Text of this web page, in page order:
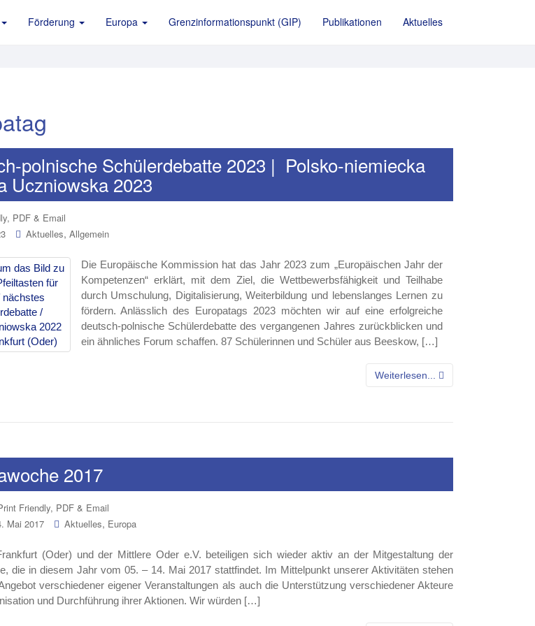
Förderung Europa Grenzinformationspunkt (GIP) Publikationen Aktuelles
polnische Schülerdebatte 2023 | Polsko-niemiecka
Uczniowska 2023
Aktuelles, Allgemein
Die Europäische Kommission hat das Jahr 2023 zum „Europäischen Jahr der
Kompetenzen“ erklärt, mit dem Ziel, die Wettbewerbsfähigkeit und Teilhabe
durch Umschulung, Digitalisierung, Weiterbildung und lebenslanges Lernen zu
fördern. Anlässlich des Europatags 2023 möchten wir auf eine erfolgreiche
deutsch-polnische Schülerdebatte des vergangenen Jahres zurückblicken und
ein ähnliches Forum schaffen. 87 Schülerinnen und Schüler aus Beeskow, […]
Weiterlesen...
2017
Mai 2017 Aktuelles, Europa
(Oder) und der Mittlere Oder e.V. beteiligen sich wieder aktiv an der Mitgestaltung der
die in diesem Jahr vom 05. – 14. Mai 2017 stattfindet. Im Mittelpunkt unserer Aktivitäten stehen
verschiedener eigener Veranstaltungen als auch die Unterstützung verschiedener Akteure
und Durchführung ihrer Aktionen. Wir würden […]